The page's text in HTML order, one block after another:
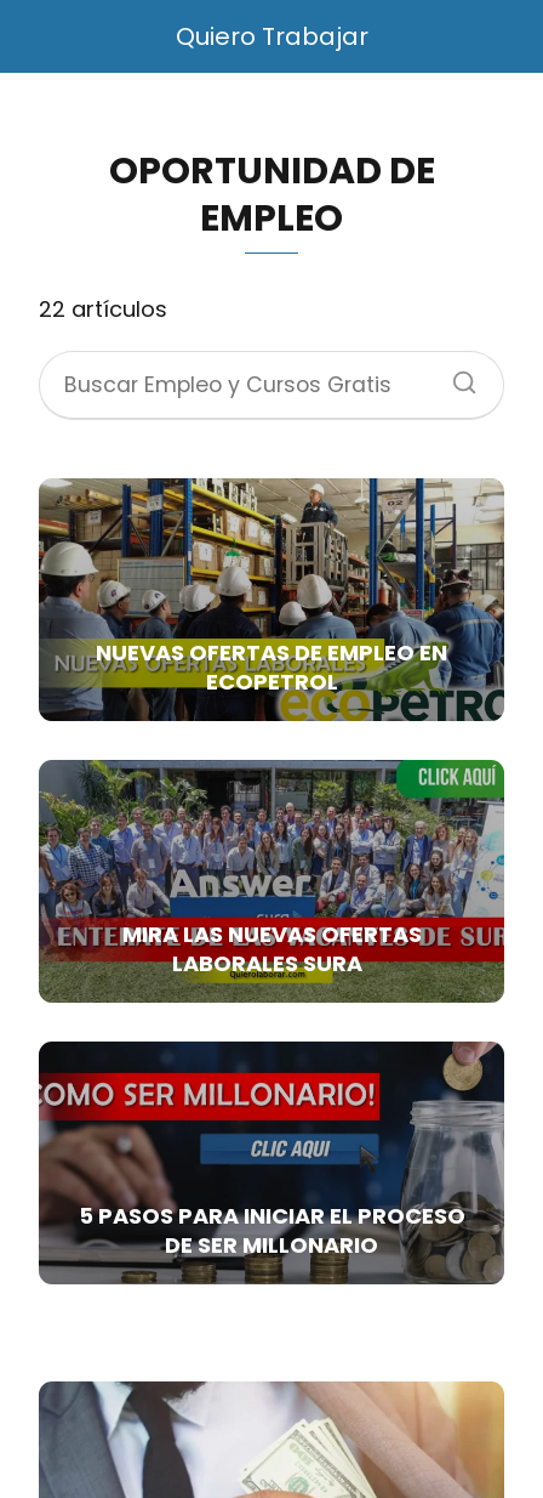
Quiero Trabajar
OPORTUNIDAD DE
EMPLEO
22 artículos
NUEVAS OFERTAS DE EMPLEO EN
ECOPETROL
MIRA LAS NUEVAS OFERTAS
LABORALES SURA
5 PASOS PARA INICIAR EL PROCESO
DE SER MILLONARIO